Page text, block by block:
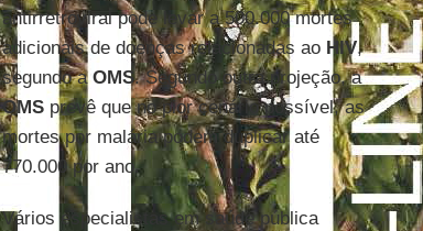
antirretroviral pode levar a 500.000 mortes
adicionais de doenças relacionadas ao HIV,
segundo a OMS. Segundo outra projeção, a
OMSprevê que no pior cenário possível, as
mortes por malária podem duplicar até
770.000 por ano.
Vários especialistas em saúde pública